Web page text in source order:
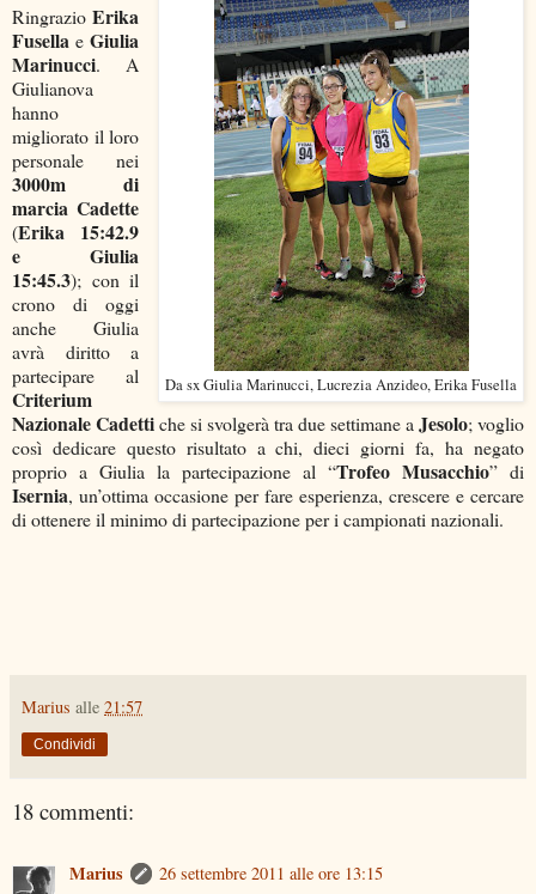
Da sx Giulia Marinucci, Lucrezia Anzideo, Erika Fusella
RingrazioErika
Fusella eGiulia
Marinucci. A
Giulianova
hanno
migliorato il loro
personale nei
3000m di
marcia Cadette
(Erika 15:42.9
e Giulia
15:45.3); con il
crono di oggi
anche Giulia
avrà diritto a
partecipare al
Criterium
Nazionale Cadettiche si svolgerà tra due settimane a Jesolo; voglio
così dedicare questo risultato a chi, dieci giorni fa, ha negato
proprio a Giulia la partecipazione al “Trofeo Musacchio” di
Isernia, un’ottima occasione per fare esperienza, crescere e cercare
di ottenere il minimo di partecipazione per i campionati nazionali.
Marius alle 21:57
Condividi
18 commenti:
Marius
26 settembre 2011 alle ore 13:15